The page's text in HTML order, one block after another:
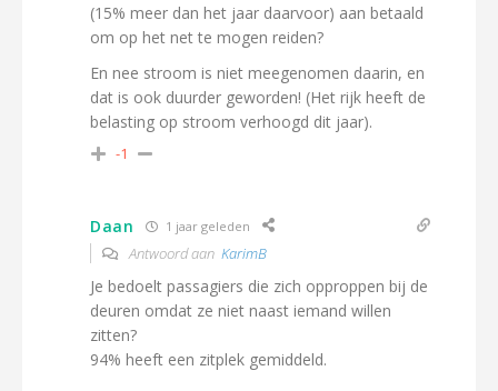
(15% meer dan het jaar daarvoor) aan betaald
om op het net te mogen reiden?
En nee stroom is niet meegenomen daarin, en
dat is ook duurder geworden! (Het rijk heeft de
belasting op stroom verhoogd dit jaar).
-1
Daan 1 jaar geleden
Antwoord aan KarimB
Je bedoelt passagiers die zich opproppen bij de
deuren omdat ze niet naast iemand willen
zitten?
94% heeft een zitplek gemiddeld.